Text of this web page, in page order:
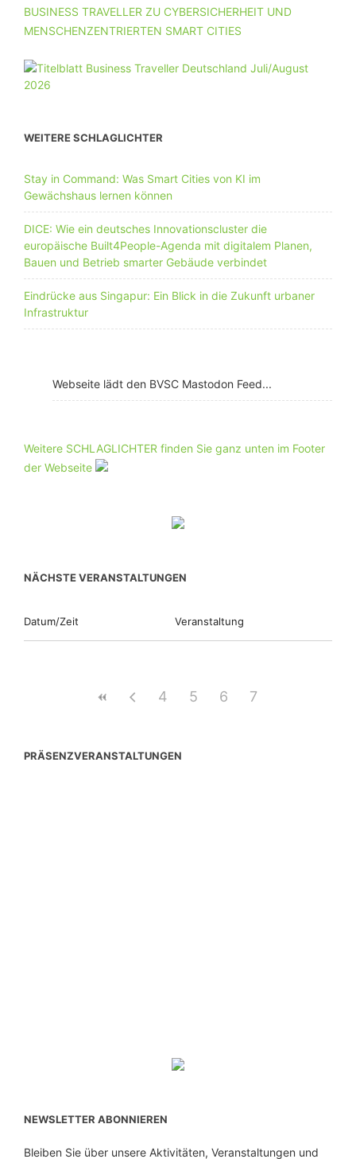
BUSINESS TRAVELLER ZU CYBERSICHERHEIT UND
MENSCHENZENTRIERTEN SMART CITIES
WEITERE SCHLAGLICHTER
Stay in Command: Was Smart Cities von KI im
Gewächshaus lernen können
DICE: Wie ein deutsches Innovationscluster die
europäische Built4People-Agenda mit digitalem Planen,
Bauen und Betrieb smarter Gebäude verbindet
Eindrücke aus Singapur: Ein Blick in die Zukunft urbaner
Infrastruktur
Webseite lädt den BVSC Mastodon Feed...
Weitere SCHLAGLICHTER finden Sie ganz unten im Footer
der Webseite
NÄCHSTE VERANSTALTUNGEN
Datum/Zeit Veranstaltung
4 5 6 7
PRÄSENZVERANSTALTUNGEN
NEWSLETTER ABONNIEREN
Bleiben Sie über unsere Aktivitäten, Veranstaltungen und